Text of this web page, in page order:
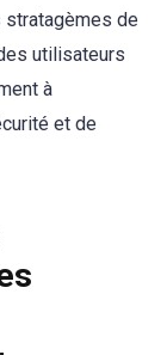
stratagèmes de
utilisateurs
à
et de